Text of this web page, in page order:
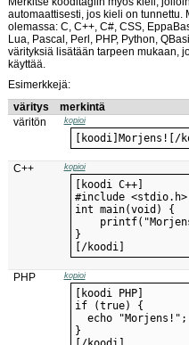
automaattisesti, jos kieli on tunnettu.
olemassa: C, C++, C#, CSS,
Lua, Pascal, Perl, PHP, Python,
värityksiä lisätään tarpeen mukaan,
käyttää.
Esimerkkejä:
väritys
merkintä
väritön
kopioi
[koodi]Morjens![/
C++ kopioi
[/koodi]
PHP kopioi